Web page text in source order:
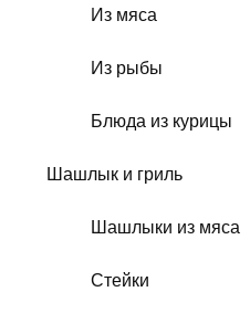
Из мяса
Из рыбы
Блюда из курицы
Шашлык и гриль
Шашлыки из мяса
Стейки